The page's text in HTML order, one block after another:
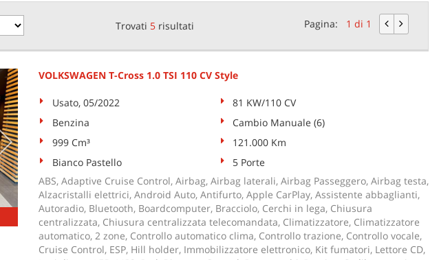
Trovati 5 risultati Pagina: 1 di 1
VOLKSWAGEN T-Cross 1.0 TSI 110 CV Style
Usato, 05/2022
81 KW/110 CV
Benzina
Cambio Manuale (6)
999 Cm³
121.000 Km
Bianco Pastello
5 Porte
ABS, Adaptive Cruise Control, Airbag, Airbag laterali, Airbag Passeggero, Airbag testa,
Alzacristalli elettrici, Android Auto, Antifurto, Apple CarPlay, Assistente abbaglianti,
Autoradio, Bluetooth, Boardcomputer, Bracciolo, Cerchi in lega, Chiusura
centralizzata, Chiusura centralizzata telecomandata, Climatizzatore, Climatizzatore
automatico, 2 zone, Controllo automatico clima, Controllo trazione, Controllo vocale,
Cruise Control, ESP, Hill holder, Immobilizzatore elettronico, Kit fumatori, Lettore CD,